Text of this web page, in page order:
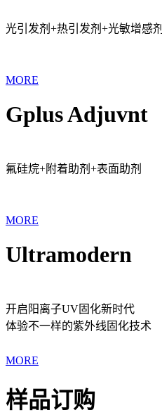
光引发剂+热引发剂+光敏增感剂
MORE
Gplus Adjuvnt
氟硅烷+附着助剂+表面助剂
MORE
Ultramodern
开启阳离子UV固化新时代
体验不一样的紫外线固化技术
MORE
样品订购